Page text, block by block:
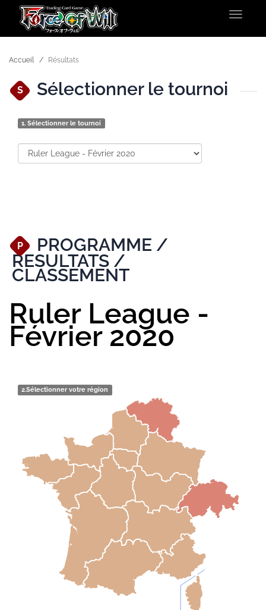
Toggle
Accueil Résultats
S Sélectionner le tournoi
1. Sélectionner le tournoi
P PROGRAMME /
RESULTATS /
CLASSEMENT
Ruler League -
Février 2020
2.Sélectionner votre région